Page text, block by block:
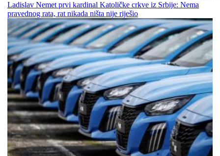
Ladislav Nemet prvi kardinal Katoličke crkve iz Srbije: Nema
pravednog rata, rat nikada ništa nije riješio